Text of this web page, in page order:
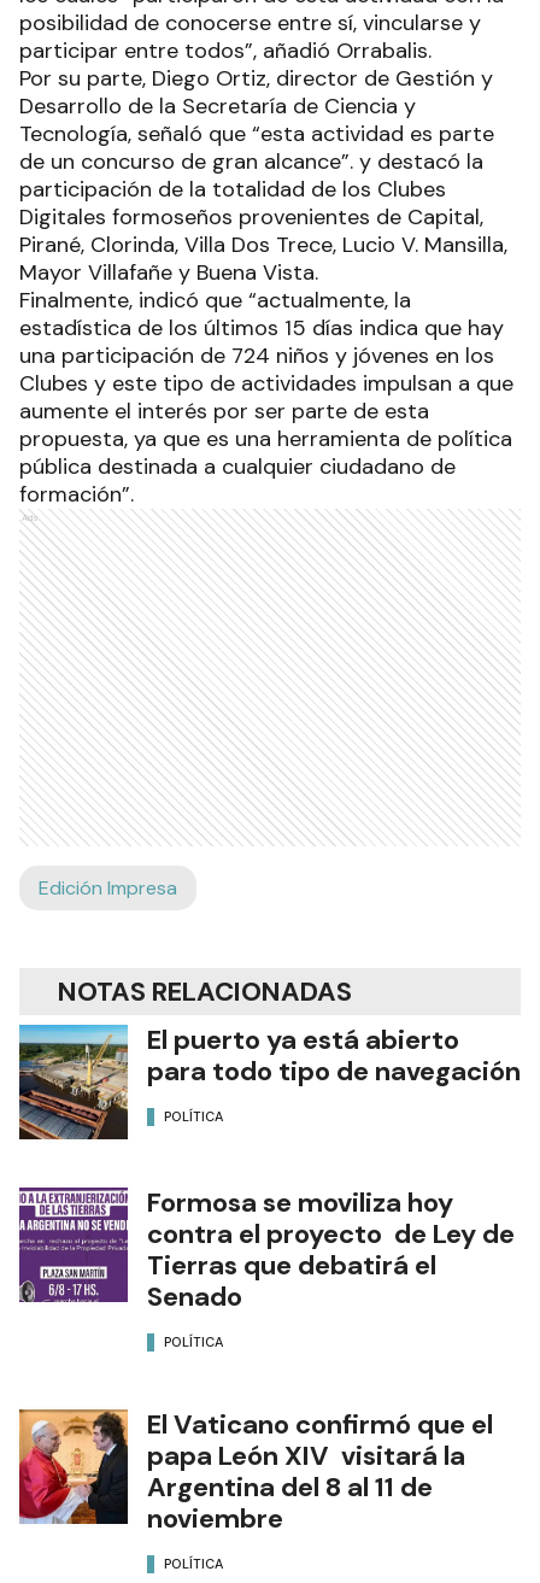
posibilidad de conocerse entre sí, vincularse y
participar entre todos”, añadió Orrabalis.
Por su parte, Diego Ortiz, director de Gestión y
Desarrollo de la Secretaría de Ciencia y
Tecnología, señaló que “esta actividad es parte
de un concurso de gran alcance”. y destacó la
participación de la totalidad de los Clubes
Digitales formoseños provenientes de Capital,
Pirané, Clorinda, Villa Dos Trece, Lucio V. Mansilla,
Mayor Villafañe y Buena Vista.
Finalmente, indicó que “actualmente, la
estadística de los últimos 15 días indica que hay
una participación de 724 niños y jóvenes en los
Clubes y este tipo de actividades impulsan a que
aumente el interés por ser parte de esta
propuesta, ya que es una herramienta de política
pública destinada a cualquier ciudadano de
formación”.
Ads
Edición Impresa
NOTAS RELACIONADAS
El puerto ya está abierto
para todo tipo de navegación
POLÍTICA
Formosa se moviliza hoy
contra el proyecto de Ley de
Tierras que debatirá el
Senado
POLÍTICA
El Vaticano confirmó que el
papa León XIV visitará la
Argentina del 8 al 11 de
noviembre
POLÍTICA